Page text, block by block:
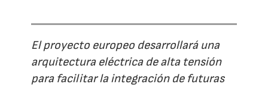
El proyecto europeo desarrollará una
arquitectura eléctrica de alta tensión
para facilitar la integración de futuras